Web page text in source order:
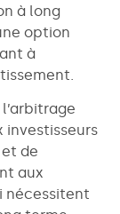
à long
option
à
investisseurs
de
aux
nécessitent